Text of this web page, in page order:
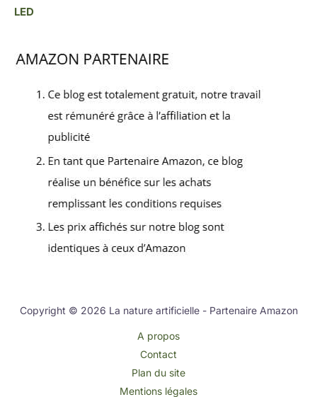
LED
Copyright © 2026 La nature artificielle - Partenaire Amazon
A propos
Contact
Plan du site
Mentions légales